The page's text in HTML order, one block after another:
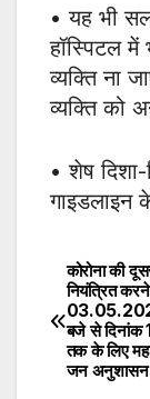
• यह भी
हॉस्पिटल में
व्यक्ति ना
व्यक्ति को
• शेष
गाइडलाइन
Post
कोरोना की
नियंत्रित
बजे से
तक के लिए
जन अनुशासन